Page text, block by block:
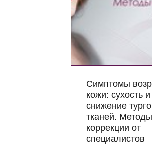
Симптомы
кожи: сухость и
снижение
тканей. Методы
коррекции от
специалистов